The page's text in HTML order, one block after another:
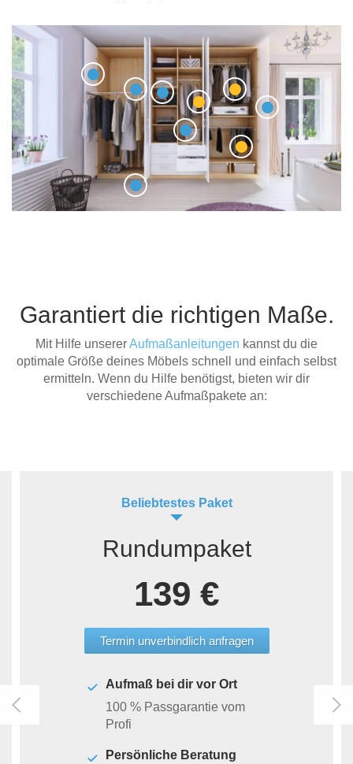
Garantiert die richtigen Maße.
Mit Hilfe unsererAufmaßanleitungen kannst du die
optimale Größe deines Möbels schnell und einfach selbst
ermitteln. Wenn du Hilfe benötigst, bieten wir dir
verschiedene Aufmaßpakete an:
Beliebtestes Paket
Rundumpaket
139 €
Termin unverbindlich anfragen
Aufmaß bei dir vor Ort
100 % Passgarantie vom
Profi
Persönliche Beratung